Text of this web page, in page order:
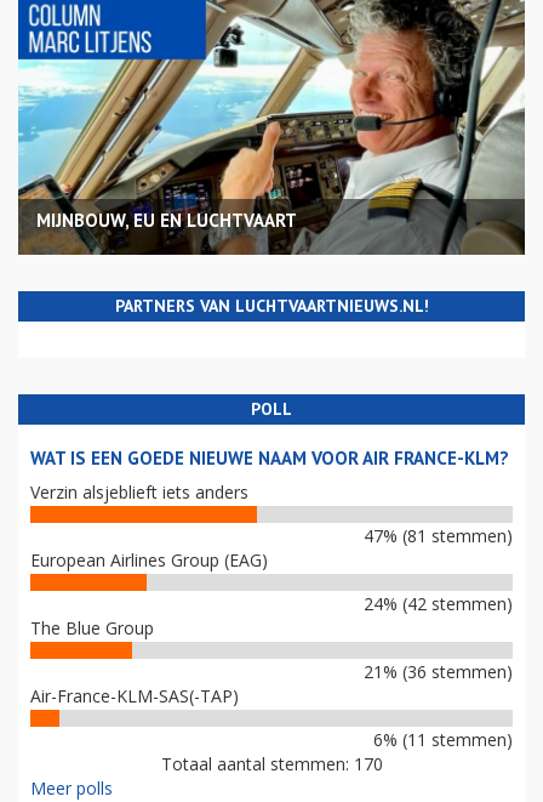
MIJNBOUW, EU EN LUCHTVAART
PARTNERS VAN LUCHTVAARTNIEUWS.NL!
POLL
WAT IS EEN GOEDE NIEUWE NAAM VOOR AIR FRANCE-KLM?
Verzin alsjeblieft iets anders
47% (81 stemmen)
European Airlines Group (EAG)
24% (42 stemmen)
The Blue Group
21% (36 stemmen)
Air-France-KLM-SAS(-TAP)
6% (11 stemmen)
Totaal aantal stemmen: 170
Meer polls